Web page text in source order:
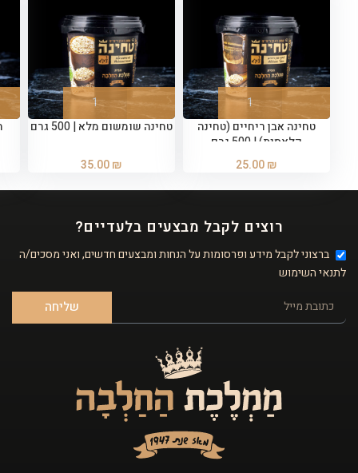
טחינה אבן ריחיים (טחינה
קלאסית) | 500 גרם
25.00₪
טחינה שומשום מלא | 500 גרם
35.00₪
רוצים לקבל מבצעים בלעדיים?
ברצוני לקבל מידע ופרסומות על הנחות ומבצעים חדשים, ואני מסכים/ה
לתנאי השימוש
שליחה